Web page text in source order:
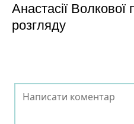
Анастасії
розгляду